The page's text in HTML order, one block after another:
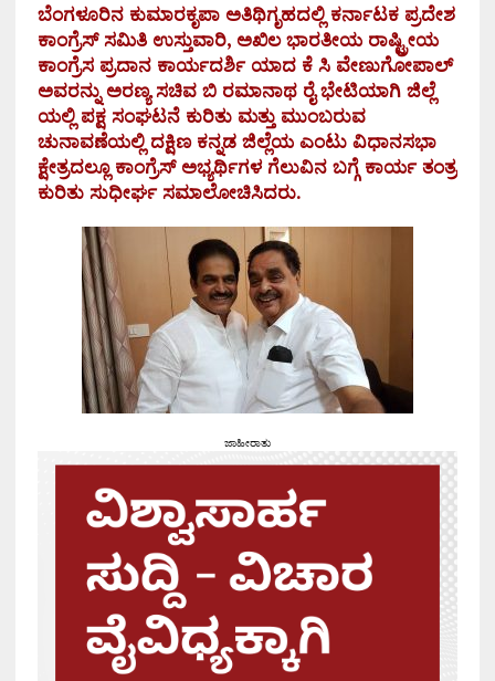
ಬೆಂಗಳೂರಿನ ಕುಮಾರಕೃಪಾ ಅತಿಥಿಗೃಹದಲ್ಲಿ ಕರ್ನಾಟಕ ಪ್ರದೇಶ
ಕಾಂಗ್ರೆಸ್ ಸಮಿತಿ ಉಸ್ತುವಾರಿ, ಅಖಿಲ ಭಾರತೀಯ ರಾಷ್ಟ್ರೀಯ
ಕಾಂಗ್ರೆಸ ಪ್ರದಾನ ಕಾರ್ಯದರ್ಶಿ ಯಾದ ಕೆ ಸಿ ವೇಣುಗೋಪಾಲ್
ಅವರನ್ನು ಅರಣ್ಯ ಸಚಿವ ಬಿ ರಮಾನಾಥ ರೈ ಭೇಟಿಯಾಗಿ ಜಿಲ್ಲೆ
ಯಲ್ಲಿ ಪಕ್ಷ ಸಂಘಟನೆ ಕುರಿತು ಮತ್ತು ಮುಂಬರುವ
ಚುನಾವಣೆಯಲ್ಲಿ ದಕ್ಷಿಣ ಕನ್ನಡ ಜಿಲ್ಲೆಯ ಎಂಟು ವಿಧಾನಸಭಾ
ಕ್ಷೇತ್ರದಲ್ಲೂ ಕಾಂಗ್ರೆಸ್ ಅಭ್ಯರ್ಥಿಗಳ ಗೆಲುವಿನ ಬಗ್ಗೆ ಕಾರ್ಯ ತಂತ್ರ
ಕುರಿತು ಸುಧೀರ್ಘ ಸಮಾಲೋಚಿಸಿದರು.
ಜಾಹೀರಾತು